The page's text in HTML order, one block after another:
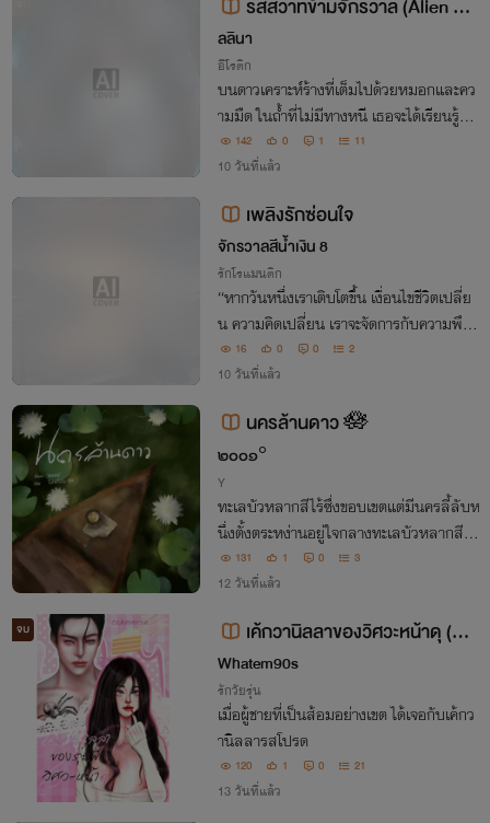
รสสวาทข้ามจักรวาล (Alien Ge
netic Imprint)
ลลินา
อีโรติก
บนดาวเคราะห์ร้างที่เต็มไปด้วยหมอกและคว
ามมืด ในถ้ำที่ไม่มีทางหนี เธอจะได้เรียนรู้คว
ามหมายที่แท้จริงของคำว่า “ถูกครอบครอง”
ความเสียวซ่านที่โถมกระหน่ำจนเธอยอมจำน
142 0 1 11
10 วันที่แล้ว
เพลิงรักซ่อนใจ
จักรวาลสีน้ำเงิน 8
รักโรแมนติก
“หากวันหนึ่งเราเติบโตขึ้น เงื่อนไขชีวิตเปลี่ย
น ความคิดเปลี่ยน เราจะจัดการกับความพึง
พอใจและสัญชาตญาณตัวเองอย่างไร”
16 0 0 2
10 วันที่แล้ว
นครล้านดาว 🪷
๒๐๐๑°
Y
ทะเลบัวหลากสีไร้ซึ่งขอบเขตแต่มีนครลี้ลับห
นึ่งตั้งตระหง่านอยู่ใจกลางทะเลบัวหลากสีนี้
อย่างงดงามและราวกับมีมนต์ขลัง
131 1 0 3
12 วันที่แล้ว
จบ
เค้กวานิลลาของวิศวะหน้าดุ (Ca
keverse)
Whatem90s
รักวัยรุ่น
เมื่อผู้ชายที่เป็นส้อมอย่างเขต ได้เจอกับเค้กว
านิลลารสโปรด
120 1 0 21
13 วันที่แล้ว